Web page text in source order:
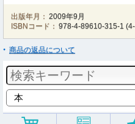
出版年月： 2009年9月
ISBNコード： 978-4-89610-315-1 (
商品の返品について